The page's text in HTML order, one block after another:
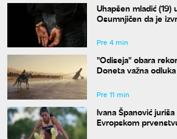
Uhapšen mladić (19)
Osumnjičen da je
Pre 4 min
"Odiseja" obara
Doneta važna odluka
Pre 11 min
Ivana Španović
Evropskom